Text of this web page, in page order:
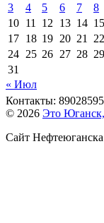
3
4 5 6 7 8
10 11 12 13 14 15
17 18 19 20 21 22
24 25 26 27 28 29
31
« Июл
Контакты:
© 2026 Это Юганск,
Сайт